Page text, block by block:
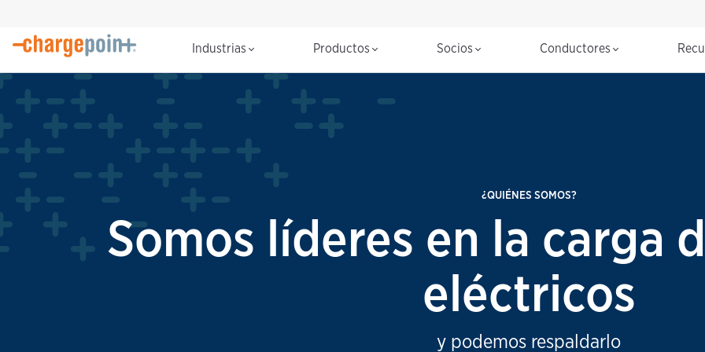
Industrias Productos Socios Conductores
¿QUIÉNES SOMOS?
Somos líderes en la carga
eléctricos
y podemos respaldarlo